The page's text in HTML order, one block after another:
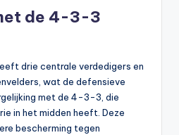
de 4-3-3
drie centrale verdedigers en
wat de defensieve
met de 4-3-3, die
in het midden heeft. Deze
bescherming tegen